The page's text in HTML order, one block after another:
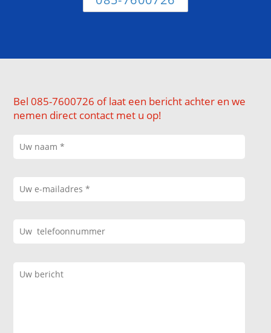
Bel 085-7600726 of laat een bericht achter en we
nemen direct contact met u op!